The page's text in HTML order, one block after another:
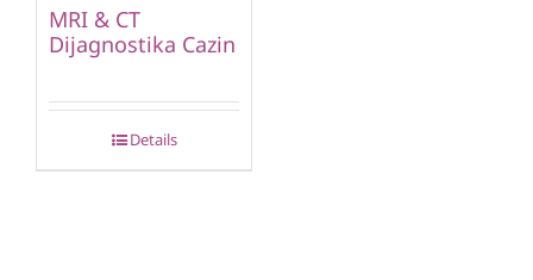
MRI & CT
Dijagnostika Cazin
Details